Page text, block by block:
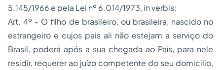
5.145/1966 e pela Lei nº 6.014/1973, in verbis:
Art. 4º - O filho de brasileiro, ou brasileira, nascido no
estrangeiro e cujos pais ali não estejam a serviço do
Brasil, poderá após a sua chegada ao País, para nele
residir, requerer ao juízo competente do seu domicilio,